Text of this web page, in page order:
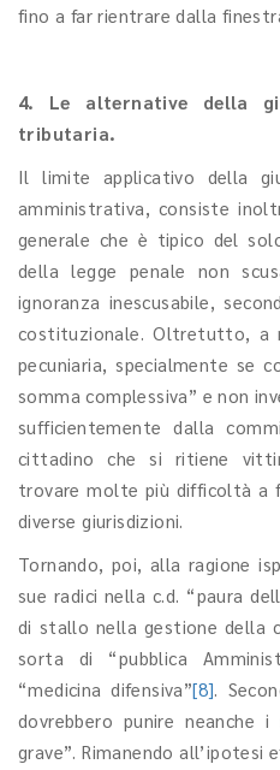
fino a far rientrare dalla
4. Le alternative della
tributaria.
Il limite applicativo della
amministrativa, consiste
generale che è tipico del
della legge penale non
ignoranza inescusabile,
costituzionale. Oltretutto, a
pecuniaria, specialmente se
somma complessiva” e non
sufficientemente dalla
cittadino che si ritiene
trovare molte più difficoltà a
diverse giurisdizioni.
Tornando, poi, alla ragione
sue radici nella c.d. “paura
di stallo nella gestione della
sorta di “pubblica
“medicina difensiva”[8].
dovrebbero punire neanche
grave”. Rimanendo